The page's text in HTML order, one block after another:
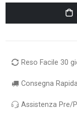
Reso Facile 30
Consegna
Assistenza Pre/